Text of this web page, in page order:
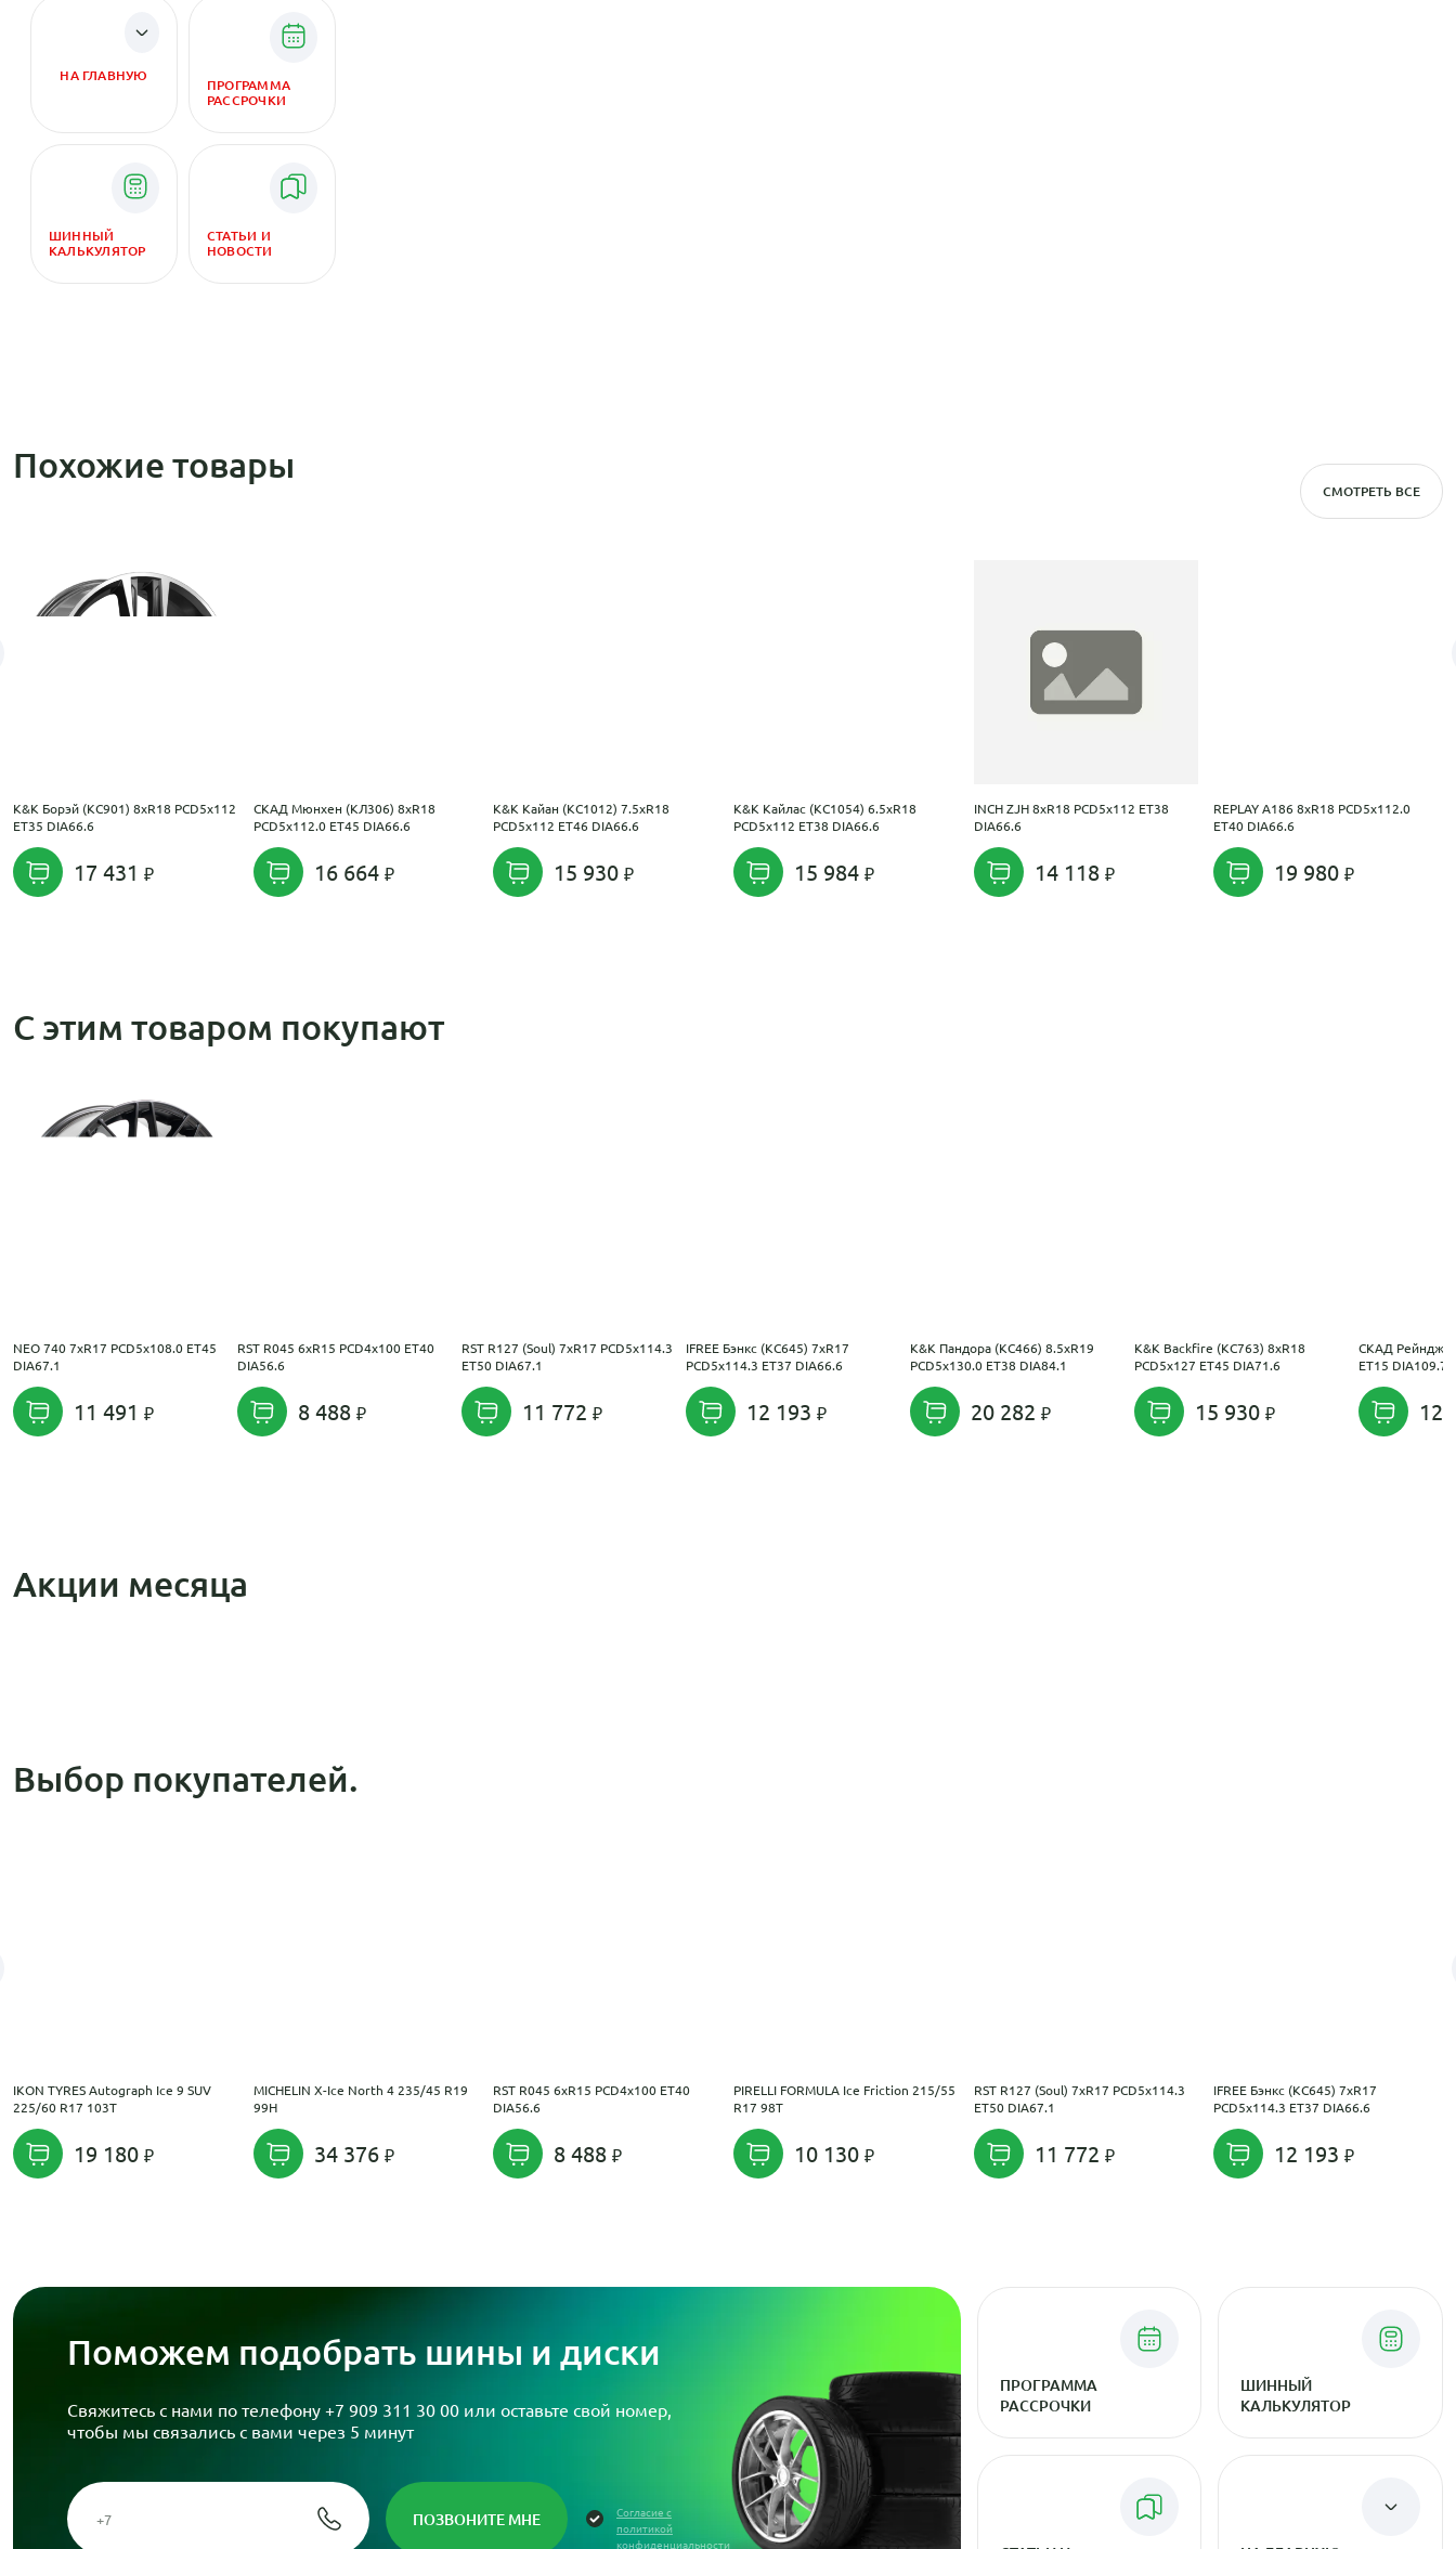
НА ГЛАВНУЮ
ПРОГРАММА
РАССРОЧКИ
ШИННЫЙ
КАЛЬКУЛЯТОР
СТАТЬИ И
НОВОСТИ
Похожие товары
СМОТРЕТЬ ВСЕ
K&K Борэй (КС901) 8xR18 PCD5x112
ET35 DIA66.6
17 431
СКАД Мюнхен (КЛ306) 8xR18
PCD5x112.0 ET45 DIA66.6
16 664
K&K Кайан (КС1012) 7.5xR18
PCD5x112 ET46 DIA66.6
15 930
K&K Кайлас (КС1054) 6.5xR18
PCD5x112 ET38 DIA66.6
15 984
INCH ZJH 8xR18 PCD5x112 ET38
DIA66.6
14 118
REPLAY A186 8xR18 PCD5x112.0
ET40 DIA66.6
19 980
С этим товаром покупают
NEO 740 7xR17 PCD5x108.0 ET45
DIA67.1
11 491
RST R045 6xR15 PCD4x100 ET40
DIA56.6
8 488
RST R127 (Soul) 7xR17 PCD5x114.3
ET50 DIA67.1
11 772
IFREE Бэнкс (КС645) 7xR17
PCD5x114.3 ET37 DIA66.6
12 193
K&K Пандора (КС466) 8.5xR19
PCD5x130.0 ET38 DIA84.1
20 282
K&K Backfire (КС763) 8xR18
PCD5x127 ET45 DIA71.6
15 930
СКАД
ET15 DIA109.7
12
Акции месяца
Выбор покупателей.
IKON TYRES Autograph Ice 9 SUV
225/60 R17 103T
19 180
MICHELIN X-Ice North 4 235/45 R19
99H
34 376
RST R045 6xR15 PCD4x100 ET40
DIA56.6
8 488
PIRELLI FORMULA Ice Friction 215/55
R17 98T
10 130
RST R127 (Soul) 7xR17 PCD5x114.3
ET50 DIA67.1
11 772
IFREE Бэнкс (КС645) 7xR17
PCD5x114.3 ET37 DIA66.6
12 193
Поможем подобрать шины и диски
Свяжитесь с нами по телефону +7 909 311 30 00 или оставьте свой номер,
чтобы мы связались с вами через 5 минут
Согласие с
политикой
конфиденциальности
ПРОГРАММА
РАССРОЧКИ
ШИННЫЙ
КАЛЬКУЛЯТОР